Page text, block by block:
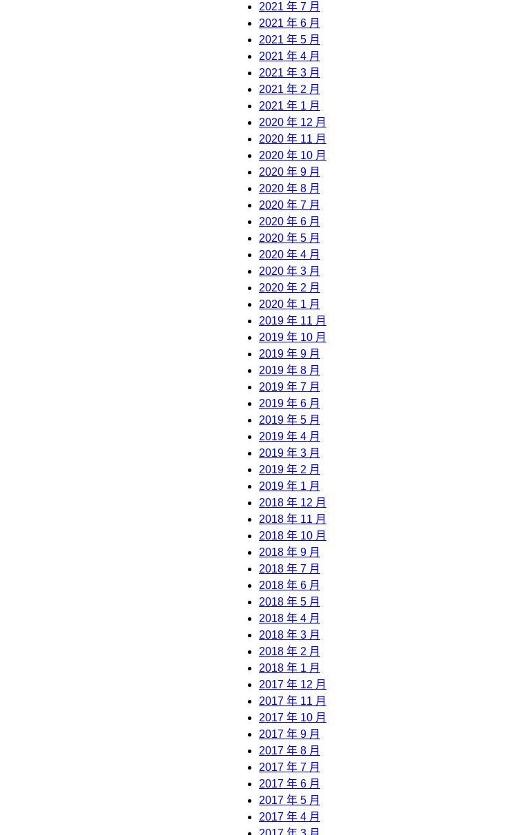
2021 年 7 月
2021 年 6 月
2021 年 5 月
2021 年 4 月
2021 年 3 月
2021 年 2 月
2021 年 1 月
2020 年 12 月
2020 年 11 月
2020 年 10 月
2020 年 9 月
2020 年 8 月
2020 年 7 月
2020 年 6 月
2020 年 5 月
2020 年 4 月
2020 年 3 月
2020 年 2 月
2020 年 1 月
2019 年 11 月
2019 年 10 月
2019 年 9 月
2019 年 8 月
2019 年 7 月
2019 年 6 月
2019 年 5 月
2019 年 4 月
2019 年 3 月
2019 年 2 月
2019 年 1 月
2018 年 12 月
2018 年 11 月
2018 年 10 月
2018 年 9 月
2018 年 7 月
2018 年 6 月
2018 年 5 月
2018 年 4 月
2018 年 3 月
2018 年 2 月
2018 年 1 月
2017 年 12 月
2017 年 11 月
2017 年 10 月
2017 年 9 月
2017 年 8 月
2017 年 7 月
2017 年 6 月
2017 年 5 月
2017 年 4 月